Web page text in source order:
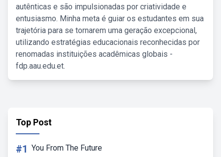
autênticas e são impulsionadas por criatividade e
entusiasmo. Minha meta é guiar os estudantes em sua
trajetória para se tornarem uma geração excepcional,
utilizando estratégias educacionais reconhecidas por
renomadas instituições acadêmicas globais -
fdp.aau.edu.et.
Top Post
#1 You From The Future